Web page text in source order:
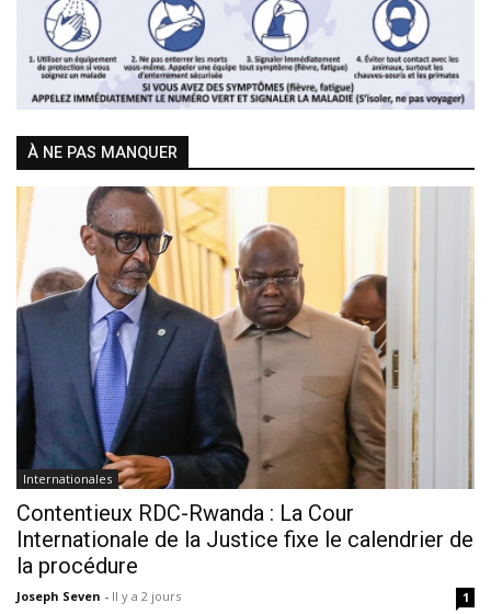
À NE PAS MANQUER
Internationales
Contentieux RDC-Rwanda : La Cour
Internationale de la Justice fixe le calendrier de
la procédure
Joseph Seven - Il y a 2 jours 1